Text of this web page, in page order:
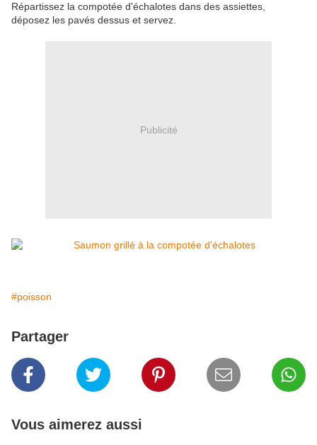
Répartissez la compotée d'échalotes dans des assiettes,
déposez les pavés dessus et servez.
Publicité
#poisson
Partager
Vous aimerez aussi